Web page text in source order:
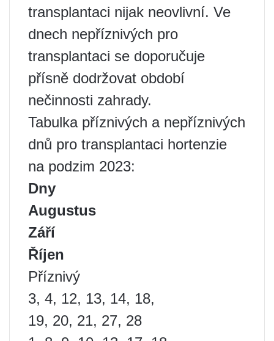
transplantaci nijak neovlivní. Ve
dnech nepříznivých pro
transplantaci se doporučuje
přísně dodržovat období
nečinnosti zahrady.
Tabulka příznivých a nepříznivých
dnů pro transplantaci hortenzie
na podzim 2023:
Dny
Augustus
Září
Říjen
Příznivý
3, 4, 12, 13, 14, 18,
19, 20, 21, 27, 28